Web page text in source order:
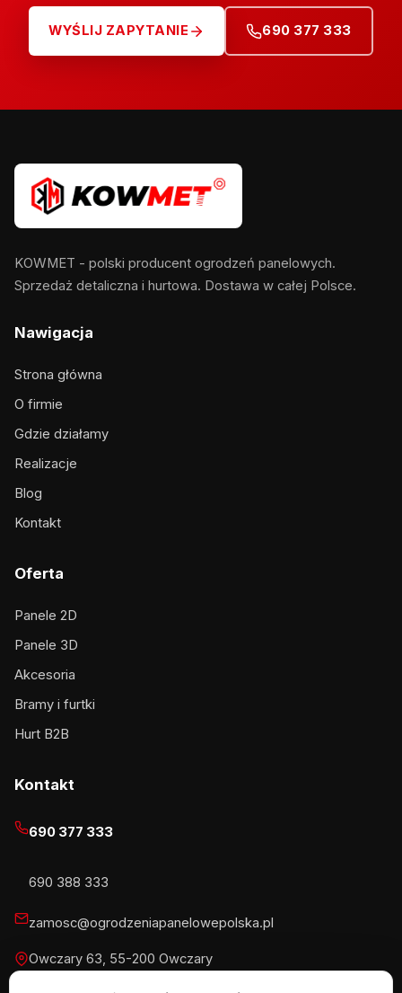
WYŚLIJ ZAPYTANIE 690 377 333
KOWMET - polski producent ogrodzeń panelowych.
Sprzedaż detaliczna i hurtowa. Dostawa w całej Polsce.
Nawigacja
Strona główna
O firmie
Gdzie działamy
Realizacje
Blog
Kontakt
Oferta
Panele 2D
Panele 3D
Akcesoria
Bramy i furtki
Hurt B2B
Kontakt
690 377 333
690 388 333
zamosc@ogrodzeniapanelowepolska.pl
Owczary 63, 55-200 Owczary